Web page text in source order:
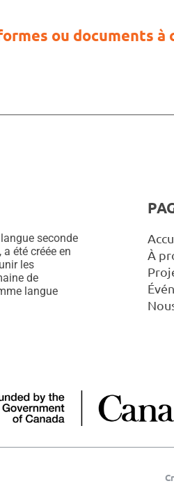
ou documents à
seconde
été créée en
les
de
langue
À